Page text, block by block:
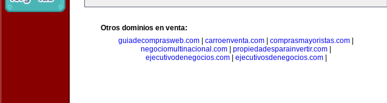
Otros dominios en venta:
guiadecomprasweb.com
carroenventa.com comprasmayoristas.com
negociomultinacional.com
propiedadesparainvertir.com
ejecutivodenegocios.com| ejecutivosdenegocios.com|